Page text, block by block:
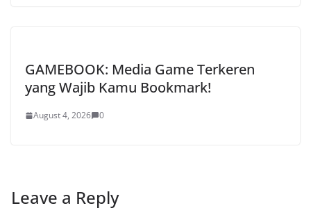
GAMEBOOK: Media Game Terkeren
yang Wajib Kamu Bookmark!
August 4, 2026 0
Leave a Reply